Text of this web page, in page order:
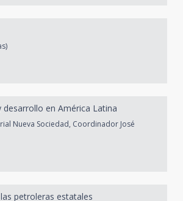
desarrollo en América Latina
Nueva Sociedad, Coordinador José
petroleras estatales